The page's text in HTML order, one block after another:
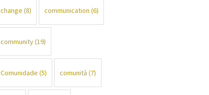
change (8) communication (6)
community(19)
Comunidade (5) comunità (7)